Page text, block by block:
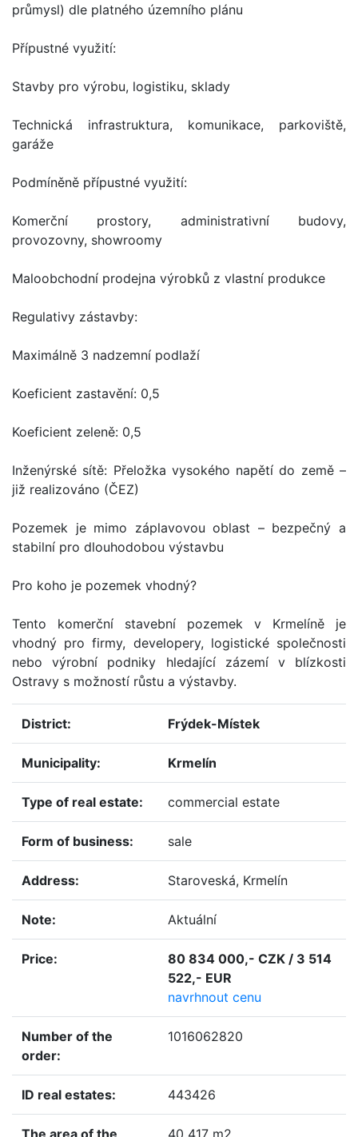
průmysl) dle platného územního plánu
Přípustné využití:
Stavby pro výrobu, logistiku, sklady
Technická infrastruktura, komunikace, parkoviště,
garáže
Podmíněně přípustné využití:
Komerční prostory, administrativní budovy,
provozovny, showroomy
Maloobchodní prodejna výrobků z vlastní produkce
Regulativy zástavby:
Maximálně 3 nadzemní podlaží
Koeficient zastavění: 0,5
Koeficient zeleně: 0,5
Inženýrské sítě: Přeložka vysokého napětí do země –
již realizováno (ČEZ)
Pozemek je mimo záplavovou oblast – bezpečný a
stabilní pro dlouhodobou výstavbu
Pro koho je pozemek vhodný?
Tento komerční stavební pozemek v Krmelíně je
vhodný pro firmy, developery, logistické společnosti
nebo výrobní podniky hledající zázemí v blízkosti
Ostravy s možností růstu a výstavby.
District: Frýdek-Místek
Municipality: Krmelín
type of real estate: commercial estate
form of business: sale
address: Staroveská, Krmelín
note: Aktuální
price:
80 834 000,- CZK / 3 514
522,- EUR
navrhnout cenu
number of the
order:
1016062820
ID real estates: 443426
the area of the 40 417 m2